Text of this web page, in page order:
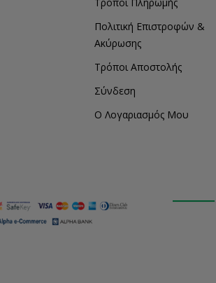
Πολιτική Επιστροφών &
Ακύρωσης
Τρόποι Αποστολής
Σύνδεση
Ο Λογαριασμός Μου